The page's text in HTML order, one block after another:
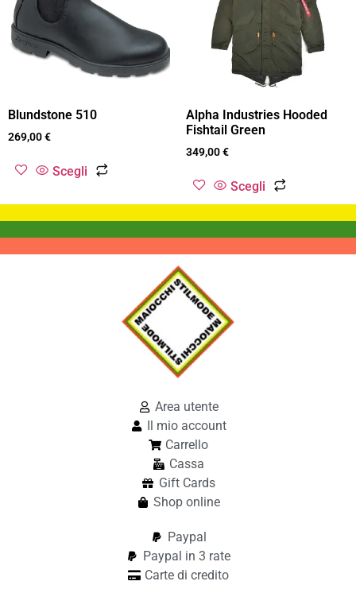
Blundstone 510
269,00€
Scegli
Alpha Industries Hooded
Fishtail Green
349,00€
Scegli
Area utente
Il mio account
Carrello
Cassa
Gift Cards
Shop online
Paypal
Paypal in 3 rate
Carte di credito